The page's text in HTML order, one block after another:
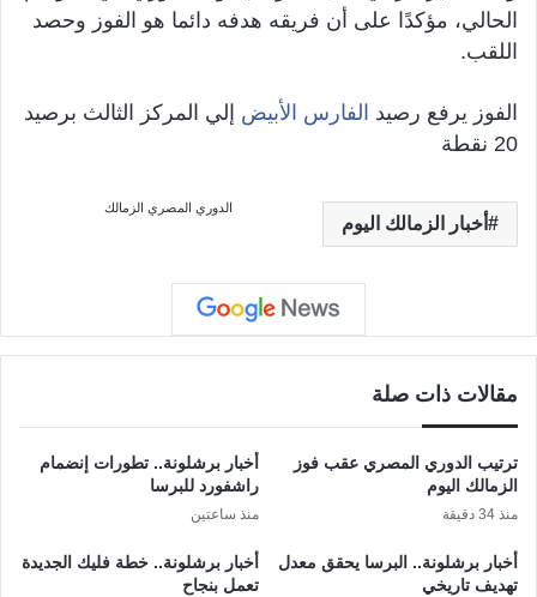
الحالي، مؤكدًا على أن فريقه هدفه دائما هو الفوز وحصد
اللقب.
الفوز يرفع رصيد الفارس الأبيض إلي المركز الثالث برصيد
20 نقطة
أخبار الزمالك اليوم
الدوري المصري الزمالك
مقالات ذات صلة
ترتيب الدوري المصري عقب فوز
الزمالك اليوم
منذ 34 دقيقة
أخبار برشلونة.. تطورات إنضمام
راشفورد للبرسا
منذ ساعتين
أخبار برشلونة.. البرسا يحقق معدل
تهديف تاريخي
أخبار برشلونة.. خطة فليك الجديدة
تعمل بنجاح